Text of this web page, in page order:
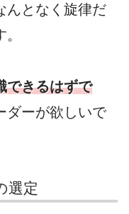
んとなく旋律だ
できるはずで
ダーが欲しいで
選定